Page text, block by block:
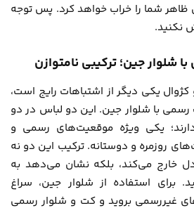
شما را خراب خواهد کرد. پس توجه
نکنید.
یکی دیگر از اشتباهات رایج است،
با شلوار جین. این دو لباس در دو
یکی ویژه موقعیت‌های رسمی و
روزمره و دوستانه. ترکیب این دو نه
خارج می‌کند، بلکه نشان می‌دهد به
برای استفاده از شلوار جین، سراغ
غیررسمی بروید و کت و شلوار رسمی‌